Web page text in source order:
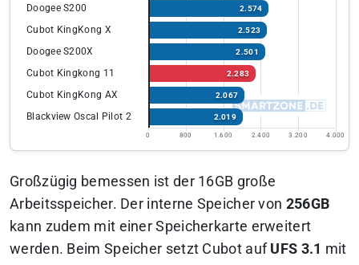
Doogee S200 2.574
Cubot KingKong X 2.523
Doogee S200X 2.501
Cubot Kingkong 11 2.283
Cubot KingKong AX 2.067
Blackview Oscal Pilot 2 2.019
0 800 1.600 2.400 3.200 4.000
Großzügig bemessen ist der 16GB große
Arbeitsspeicher. Der interne Speicher von 256GB
kann zudem mit einer Speicherkarte erweitert
werden. Beim Speicher setzt Cubot auf UFS 3.1 mit